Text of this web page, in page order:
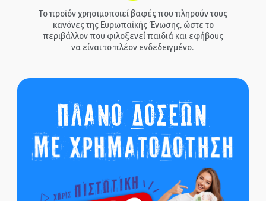
Το προϊόν χρησιμοποιεί βαφές που πληρούν τους
κανόνες της Ευρωπαϊκής Ένωσης, ώστε το
περιβάλλον που φιλοξενεί παιδιά και εφήβους
να είναι το πλέον ενδεδειγμένο.